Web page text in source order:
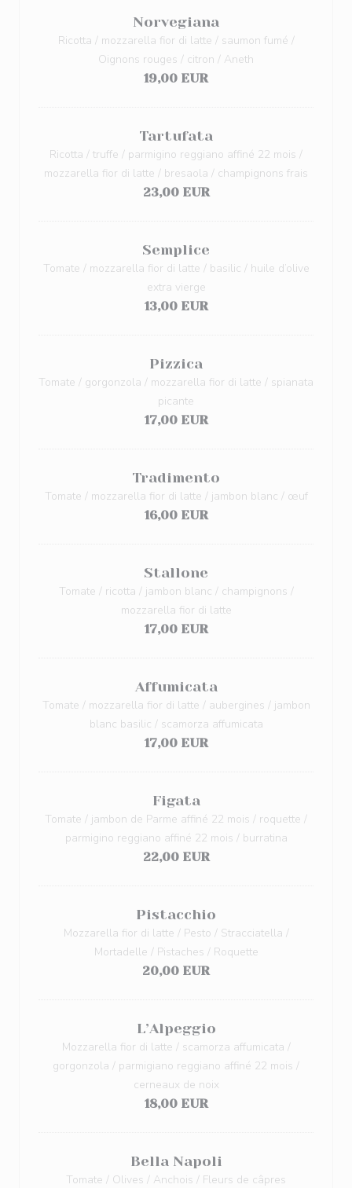
Norvegiana
Ricotta / mozzarella fior di latte / saumon fumé /
Oignons rouges / citron / Aneth
19,00 EUR
Tartufata
Ricotta / truffe / parmigino reggiano affiné 22 mois /
mozzarella fior di latte / bresaola / champignons frais
23,00 EUR
Semplice
Tomate / mozzarella fior di latte / basilic / huile d’olive
extra vierge
13,00 EUR
Pizzica
Tomate / gorgonzola / mozzarella fior di latte / spianata
picante
17,00 EUR
Tradimento
Tomate / mozzarella fior di latte / jambon blanc / œuf
16,00 EUR
Stallone
Tomate / ricotta / jambon blanc / champignons /
mozzarella fior di latte
17,00 EUR
Affumicata
Tomate / mozzarella fior di latte / aubergines / jambon
blanc basilic / scamorza affumicata
17,00 EUR
Figata
Tomate / jambon de Parme affiné 22 mois / roquette /
parmigino reggiano affiné 22 mois / burratina
22,00 EUR
Pistacchio
Mozzarella fior di latte / Pesto / Stracciatella /
Mortadelle / Pistaches / Roquette
20,00 EUR
L’Alpeggio
Mozzarella fior di latte / scamorza affumicata /
gorgonzola / parmigiano reggiano affiné 22 mois /
cerneaux de noix
18,00 EUR
Bella Napoli
Tomate / Olives / Anchois / Fleurs de câpres